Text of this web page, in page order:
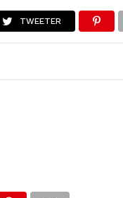
EMISSIONS
TWEETER